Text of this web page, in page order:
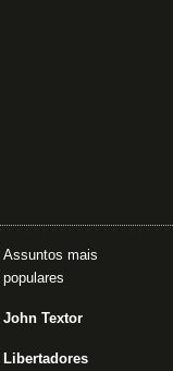
Assuntos mais
populares
John Textor
Libertadores